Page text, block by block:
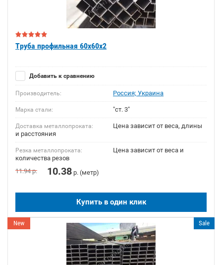
Труба профильная 60х60х2
Добавить к сравнению
Производитель: Россия; Украина
Марка стали: "ст. 3"
Доставка металлопроката:
Цена зависит от веса, длины
и расстояния
Резка металлопроката:
Цена зависит от веса и
количества резов
11.94р. 10.38 р. (метр)
Купить в один клик
New Sale